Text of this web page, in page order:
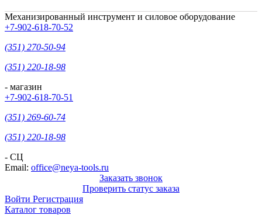
Механизированный инструмент и силовое оборудование
+7-902-618-70-52
(351) 270-50-94
(351) 220-18-98
- магазин
+7-902-618-70-51
(351) 269-60-74
(351) 220-18-98
- СЦ
Email: office@neya-tools.ru
Заказать звонок
Проверить статус заказа
Войти Регистрация
Каталог товаров